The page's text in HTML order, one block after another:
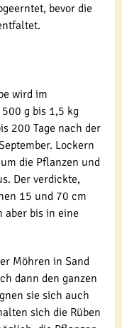
bevor die
wird im
g bis 1,5 kg
200 Tage nach der
Lockern
die Pflanzen und
Der verdickte,
15 und 70 cm
aber bis in eine
Möhren in Sand
dann den ganzen
sie sich auch
sich die Rüben